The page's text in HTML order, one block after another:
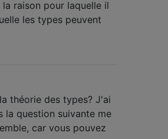
raison pour laquelle il
les types peuvent
théorie des types? J'ai
la question suivante me
car vous pouvez